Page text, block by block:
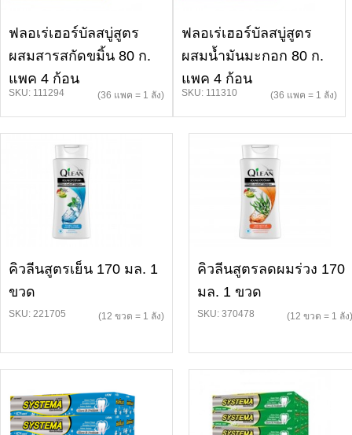
ฟลอเร่เฮอร์บัลสบู่สูตร
ผสมสารสกัดขมิ้น 80 ก.
แพค 4 ก้อน
SKU: 111294 (36 แพค = 1 ลัง)
ฟลอเร่เฮอร์บัลสบู่สูตร
ผสมน้ำมันมะกอก 80 ก.
แพค 4 ก้อน
SKU: 111310 (36 แพค = 1 ลัง)
คิวลีนสูตรเย็น 170 มล. 1
ขวด
SKU: 221705 (12 ขวด = 1 ลัง)
คิวลีนสูตรลดผมร่วง 170
มล. 1 ขวด
SKU: 370478 (12 ขวด = 1 ลัง)